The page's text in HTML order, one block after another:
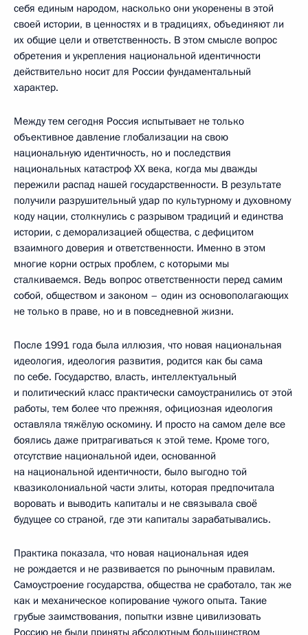
себя единым народом, насколько они укоренены в этой
своей истории, в ценностях и в традициях, объединяют ли
их общие цели и ответственность. В этом смысле вопрос
обретения и укрепления национальной идентичности
действительно носит для России фундаментальный
характер.
Между тем сегодня Россия испытывает не только
объективное давление глобализации на свою
национальную идентичность, но и последствия
национальных катастроф ХХ века, когда мы дважды
пережили распад нашей государственности. В результате
получили разрушительный удар по культурному и духовному
коду нации, столкнулись с разрывом традиций и единства
истории, с деморализацией общества, с дефицитом
взаимного доверия и ответственности. Именно в этом
многие корни острых проблем, с которыми мы
сталкиваемся. Ведь вопрос ответственности перед самим
собой, обществом и законом – один из основополагающих
не только в праве, но и в повседневной жизни.
После 1991 года была иллюзия, что новая национальная
идеология, идеология развития, родится как бы сама
по себе. Государство, власть, интеллектуальный
и политический класс практически самоустранились от этой
работы, тем более что прежняя, официозная идеология
оставляла тяжёлую оскомину. И просто на самом деле все
боялись даже притрагиваться к этой теме. Кроме того,
отсутствие национальной идеи, основанной
на национальной идентичности, было выгодно той
квазиколониальной части элиты, которая предпочитала
воровать и выводить капиталы и не связывала своё
будущее со страной, где эти капиталы зарабатывались.
Практика показала, что новая национальная идея
не рождается и не развивается по рыночным правилам.
Самоустроение государства, общества не сработало, так же
как и механическое копирование чужого опыта. Такие
грубые заимствования, попытки извне цивилизовать
Россию не были приняты абсолютным большинством